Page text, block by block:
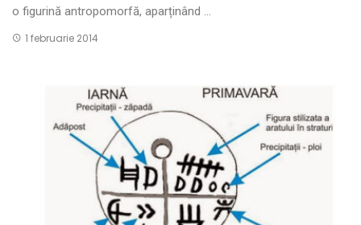
o figurină antropomorfă, aparținând ...
1 februarie 2014